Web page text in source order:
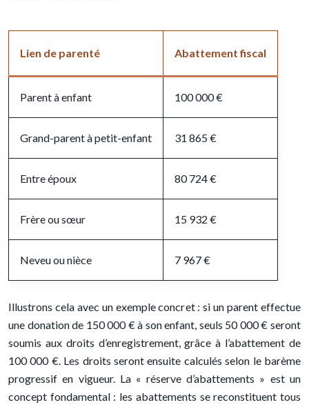
Lien de parenté Abattement fiscal
Parent à enfant 100 000 €
Grand-parent à petit-enfant 31 865 €
Entre époux 80 724 €
Frère ou sœur 15 932 €
Neveu ou nièce 7 967 €
Illustrons cela avec un exemple concret : si un parent effectue
une donation de 150 000 € à son enfant, seuls 50 000 € seront
soumis aux droits d’enregistrement, grâce à l’abattement de
100 000 €. Les droits seront ensuite calculés selon le barème
progressif en vigueur. La « réserve d’abattements » est un
concept fondamental : les abattements se reconstituent tous